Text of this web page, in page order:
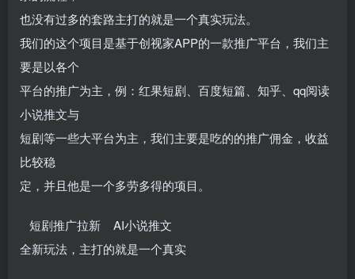
也没有过多的套路主打的就是一个真实玩法。
我们的这个项目是基于创视家APP的一款推广平台，我们主
要是以各个
平台的推广为主，例：红果短剧、百度短篇、知乎、qq阅读
小说推文与
短剧等一些大平台为主，我们主要是吃的的推广佣金，收益
比较稳
定，并且他是一个多劳多得的项目。
短剧推广拉新 AI小说推文
全新玩法，主打的就是一个真实